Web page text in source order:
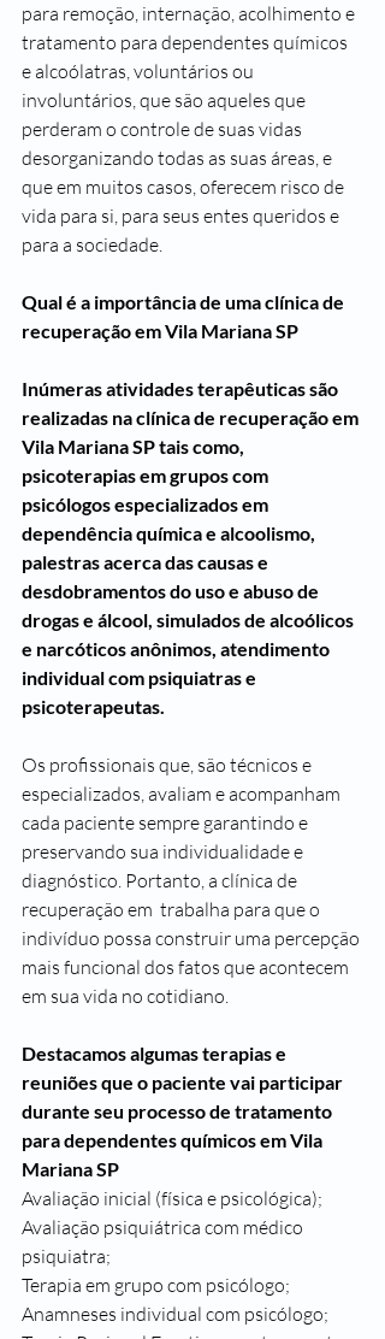
para remoção, internação, acolhimento e
tratamento para dependentes químicos
e alcoólatras, voluntários ou
involuntários, que são aqueles que
perderam o controle de suas vidas
desorganizando todas as suas áreas, e
que em muitos casos, oferecem risco de
vida para si, para seus entes queridos e
para a sociedade.
Qual é a importância de uma clínica de
recuperação em Vila Mariana SP
Inúmeras atividades terapêuticas são
realizadas na clínica de recuperação em
Vila Mariana SP tais como,
psicoterapias em grupos com
psicólogos especializados em
dependência química e alcoolismo,
palestras acerca das causas e
desdobramentos do uso e abuso de
drogas e álcool, simulados de alcoólicos
e narcóticos anônimos, atendimento
individual com psiquiatras e
psicoterapeutas.
Os profissionais que, são técnicos e
especializados, avaliam e acompanham
cada paciente sempre garantindo e
preservando sua individualidade e
diagnóstico. Portanto, a clínica de
recuperação em  trabalha para que o
indivíduo possa construir uma percepção
mais funcional dos fatos que acontecem
em sua vida no cotidiano.
Destacamos algumas terapias e
reuniões que o paciente vai participar
durante seu processo de tratamento
para dependentes químicos em Vila
Mariana SP
Avaliação inicial (física e psicológica);
Avaliação psiquiátrica com médico
psiquiatra;
Terapia em grupo com psicólogo;
Anamneses individual com psicólogo;